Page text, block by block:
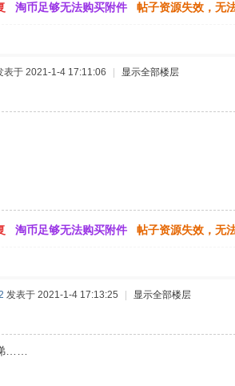
淘币足够无法购买附件 帖子资源失效，无
表于 2021-1-4 17:11:06 显示全部楼层
淘币足够无法购买附件 帖子资源失效，无
发表于 2021-1-4 17:13:25 显示全部楼层
……